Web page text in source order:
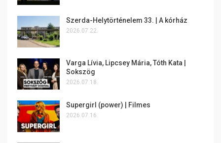
Szerda-Helytörténelem 33. | A kórház
2026.07.22.
Varga Lívia, Lipcsey Mária, Tóth Kata |
Sokszög
2026.07.18.
Supergirl (power) | Filmes
2026.07.16.